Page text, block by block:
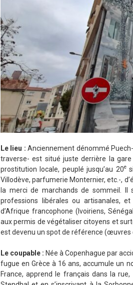
Le lieu : Anciennement dénommé
traverse- est situé juste derrière la
prostitution locale, peuplé jusqu’au 20e
Villodève, parfumerie Monternier, etc.-,
la merci de marchands de sommeil. Il
professions libérales ou artisanales,
d’Afrique francophone (Ivoiriens,
aux permis de végétaliser citoyens et
est devenu un spot de référence (œuvres
Le coupable : Née à Copenhague par
fugue en Grèce à 16 ans, accumule un
France, apprend le français dans la